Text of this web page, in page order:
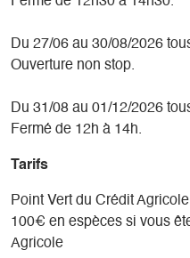
Du 27/06 au 30/08/2026
Ouverture non stop.
Du 31/08 au 01/12/2026
Fermé de 12h à 14h.
Tarifs
Point Vert du Crédit
100€ en espèces si vous
Agricole